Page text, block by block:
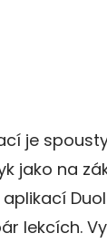
je
jako na
lekcích.